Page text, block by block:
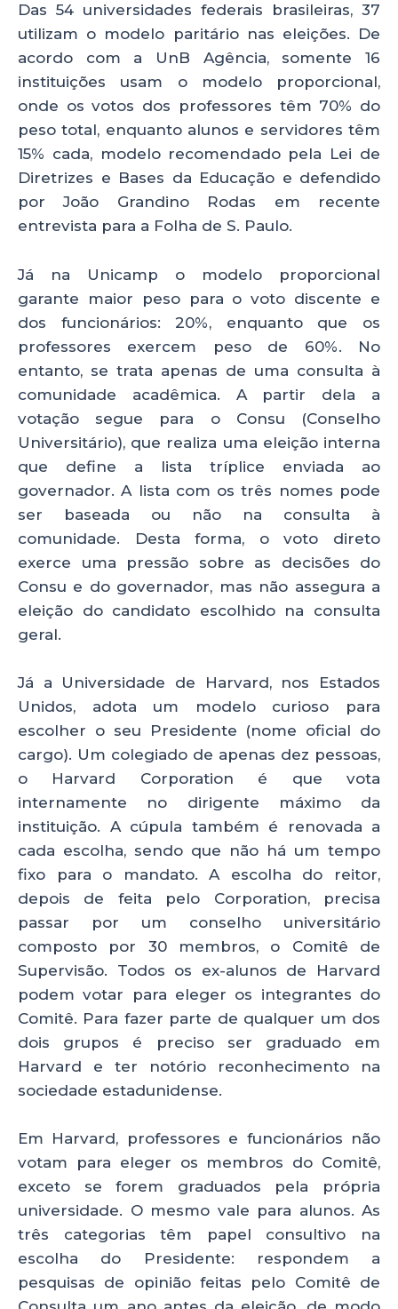
Das 54 universidades federais brasileiras, 37
utilizam o modelo paritário nas eleições. De
acordo com a UnB Agência, somente 16
instituições usam o modelo proporcional,
onde os votos dos professores têm 70% do
peso total, enquanto alunos e servidores têm
15% cada, modelo recomendado pela Lei de
Diretrizes e Bases da Educação e defendido
por João Grandino Rodas em recente
entrevista para a Folha de S. Paulo.
Já na Unicamp o modelo proporcional
garante maior peso para o voto discente e
dos funcionários: 20%, enquanto que os
professores exercem peso de 60%. No
entanto, se trata apenas de uma consulta à
comunidade acadêmica. A partir dela a
votação segue para o Consu (Conselho
Universitário), que realiza uma eleição interna
que define a lista tríplice enviada ao
governador. A lista com os três nomes pode
ser baseada ou não na consulta à
comunidade. Desta forma, o voto direto
exerce uma pressão sobre as decisões do
Consu e do governador, mas não assegura a
eleição do candidato escolhido na consulta
geral.
Já a Universidade de Harvard, nos Estados
Unidos, adota um modelo curioso para
escolher o seu Presidente (nome oficial do
cargo). Um colegiado de apenas dez pessoas,
o Harvard Corporation é que vota
internamente no dirigente máximo da
instituição. A cúpula também é renovada a
cada escolha, sendo que não há um tempo
fixo para o mandato. A escolha do reitor,
depois de feita pelo Corporation, precisa
passar por um conselho universitário
composto por 30 membros, o Comitê de
Supervisão. Todos os ex-alunos de Harvard
podem votar para eleger os integrantes do
Comitê. Para fazer parte de qualquer um dos
dois grupos é preciso ser graduado em
Harvard e ter notório reconhecimento na
sociedade estadunidense.
Em Harvard, professores e funcionários não
votam para eleger os membros do Comitê,
exceto se forem graduados pela própria
universidade. O mesmo vale para alunos. As
três categorias têm papel consultivo na
escolha do Presidente: respondem a
pesquisas de opinião feitas pelo Comitê de